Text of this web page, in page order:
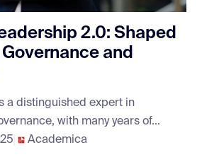
2.0: Shaped
and
a distinguished expert in
with many years of...
Academica